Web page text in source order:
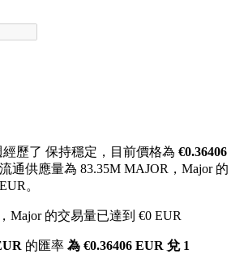
的永續合約
證金的永續合約
經歷了 保持穩定，目前價格為 €0.36406
通供應量為 83.35M MAJOR，Major 的
。
Major 的交易量已達到 €0 EUR
的匯率 為 €0.36406 EUR 兌 1